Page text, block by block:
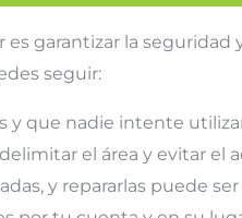
es garantizar la seguridad
seguir:
y que nadie intente
el área y evitar el
y repararlas puede